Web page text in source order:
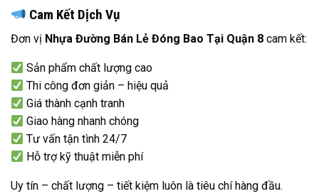
Cam Kết Dịch Vụ
Đơn vị Nhựa Đường Bán Lẻ Đóng Bao Tại Quận 8 cam kết:
Sản phẩm chất lượng cao
Thi công đơn giản – hiệu quả
Giá thành cạnh tranh
Giao hàng nhanh chóng
Tư vấn tận tình 24/7
Hỗ trợ kỹ thuật miễn phí
Uy tín – chất lượng – tiết kiệm luôn là tiêu chí hàng đầu.